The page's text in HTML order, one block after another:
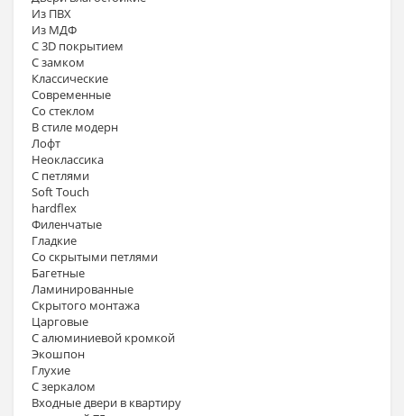
Из ПВХ
Из МДФ
С 3D покрытием
С замком
Классические
Современные
Со стеклом
В стиле модерн
Лофт
Неоклассика
С петлями
Soft Touch
hardflex
Филенчатые
Гладкие
Со скрытыми петлями
Багетные
Ламинированные
Скрытого монтажа
Царговые
С алюминиевой кромкой
Экошпон
Глухие
С зеркалом
Входные двери в квартиру